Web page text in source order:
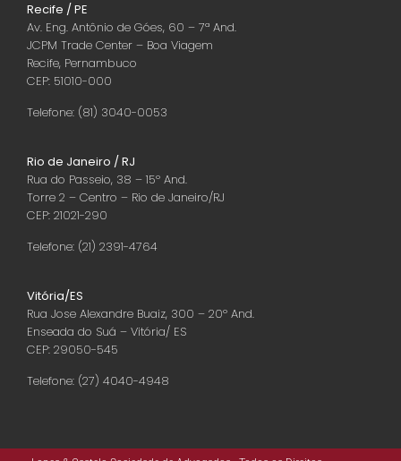
Recife / PE
Av. Eng. Antônio de Góes, 60 – 7ª And.
JCPM Trade Center – Boa Viagem
Recife, Pernambuco
CEP: 51010-000
Telefone: (81) 3040-0053
Rio de Janeiro / RJ
Rua do Passeio, 38 – 15º And.
Torre 2 – Centro – Rio de Janeiro/RJ
CEP: 21021-290
Telefone: (21) 2391-4764
Vitória/ES
Rua Jose Alexandre Buaiz, 300 – 20º And.
Enseada do Suá – Vitória/ ES
CEP: 29050-545
Telefone: (27) 4040-4948